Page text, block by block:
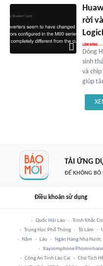
rời
Dòng
sinh
và
giúp
TẢI ỨNG
ĐỂ KHÔNG BỎ
Điều khoản sử dụng
Quốc Hội Lào Trịnh Khắc
Trung Học Phổ Thông
Tô Lâm
Năm
Lào Ngân Hàng Nhà Nước
Xaysomphone Phomvihane
Công An Tỉnh Lào Cai
Chủ Tịch